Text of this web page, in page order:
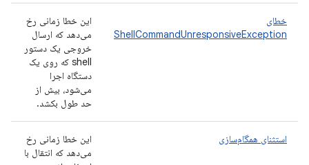
خطای
ShellCommandUnresponsiveException
این خطا زمانی رخ
می‌دهد که ارسال
خروجی یک دستور
shell که روی یک
دستگاه اجرا
می‌شود، بیش از
حد طول بکشد.
استثنای همگام‌سازی
این خطا زمانی رخ
می‌دهد که انتقال با